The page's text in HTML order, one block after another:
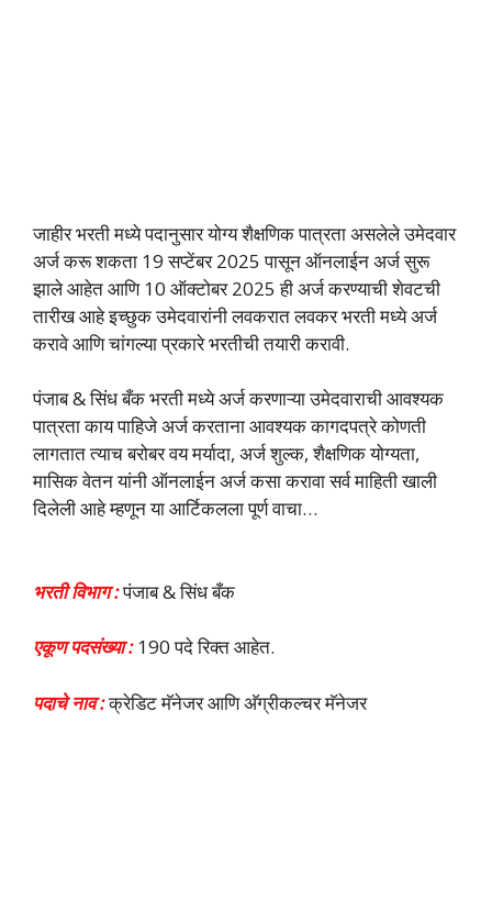
जाहीर भरती मध्ये पदानुसार योग्य शैक्षणिक पात्रता असलेले उमेदवार
अर्ज करू शकता 19 सप्टेंबर 2025 पासून ऑनलाईन अर्ज सुरू
झाले आहेत आणि 10 ऑक्टोबर 2025 ही अर्ज करण्याची शेवटची
तारीख आहे इच्छुक उमेदवारांनी लवकरात लवकर भरती मध्ये अर्ज
करावे आणि चांगल्या प्रकारे भरतीची तयारी करावी.
पंजाब & सिंध बँक भरती मध्ये अर्ज करणाऱ्या उमेदवाराची आवश्यक
पात्रता काय पाहिजे अर्ज करताना आवश्यक कागदपत्रे कोणती
लागतात त्याच बरोबर वय मर्यादा, अर्ज शुल्क, शैक्षणिक योग्यता,
मासिक वेतन यांनी ऑनलाईन अर्ज कसा करावा सर्व माहिती खाली
दिलेली आहे म्हणून या आर्टिकलला पूर्ण वाचा…
भरती विभाग :पंजाब & सिंध बँक
एकूण पदसंख्या :190 पदे रिक्त आहेत.
पदाचे नाव :क्रेडिट मॅनेजर आणि अ‍ॅग्रीकल्चर मॅनेजर